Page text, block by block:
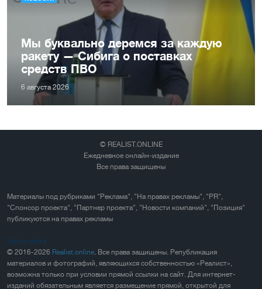
Мы буквально деремся за каждую
ракету — Сибига о поставках
средств ПВО
6 августа 2026
© REALIST.ONLINE
Ежедневное онлайн-издание
Все права защищены
Материалы под рубриками "Реклама", "На правах рекламы", "PR",
"Спонсор проекта", "Партнер проекта", "Новости компаний", "Позиция"
публикуются на правах рекламы
Карта сайта
© 2016-2026 Realist.online. Все права защищены. Републикация
материалов и фотографий, являющихся собственностью «Реалист»,
возможна только при условии прямой ссылки на сайт. Для интернет-
изданий обязательным является размещение прямой, открытой для